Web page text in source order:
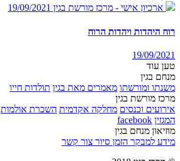
ארכיון אישי - מרכז מורשת בגין 19/09/2021
רוח היהדות ויהדות הרוח
19/09/2021
טען עוד
מנחם בגין
משנתו ומורשתו מאמרים מאת בגין תולדות חייו
מרכז מורשת בגין
אירועים וכנסים מחלקה אקדמית השכרת אולמות
המגזין facebook
מוזיאון מנחם בגין
מידע למבקר הזמן סיור צור קשר